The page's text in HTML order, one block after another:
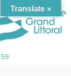
Translate »